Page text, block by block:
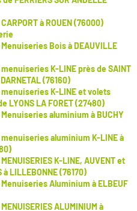
à ROUEN (76000)
Bois à DEAUVILLE
K-LINE près de SAINT
(76160)
K-LINE et volets
LYONS LA FORET (27480)
aluminium à BUCHY
aluminium K-LINE à
K-LINE, AUVENT et
à LILLEBONNE (76170)
Aluminium à ELBEUF
ALUMINIUM à